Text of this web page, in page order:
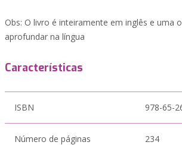
Obs: O livro é inteiramente em inglês e uma
aprofundar na língua
Características
ISBN 978-65-
Número de páginas 234